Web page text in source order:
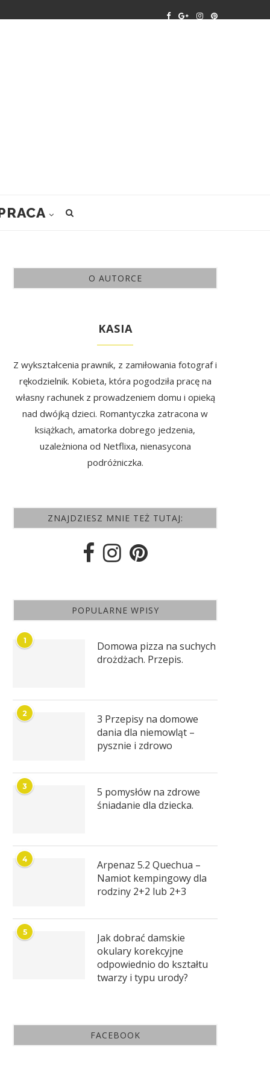
O AUTORCE
KASIA
Z wykształcenia prawnik, z zamiłowania fotograf i
rękodzielnik. Kobieta, która pogodziła pracę na
własny rachunek z prowadzeniem domu i opieką
nad dwójką dzieci. Romantyczka zatracona w
książkach, amatorka dobrego jedzenia,
uzależniona od Netflixa, nienasycona
podróżniczka.
ZNAJDZIESZ MNIE TEŻ TUTAJ:
POPULARNE WPISY
1
Domowa pizza na suchych
drożdżach. Przepis.
2
3 Przepisy na domowe
dania dla niemowląt –
pysznie i zdrowo
3
5 pomysłów na zdrowe
śniadanie dla dziecka.
4
Arpenaz 5.2 Quechua –
Namiot kempingowy dla
rodziny 2+2 lub 2+3
5
Jak dobrać damskie
okulary korekcyjne
odpowiednio do kształtu
twarzy i typu urody?
FACEBOOK